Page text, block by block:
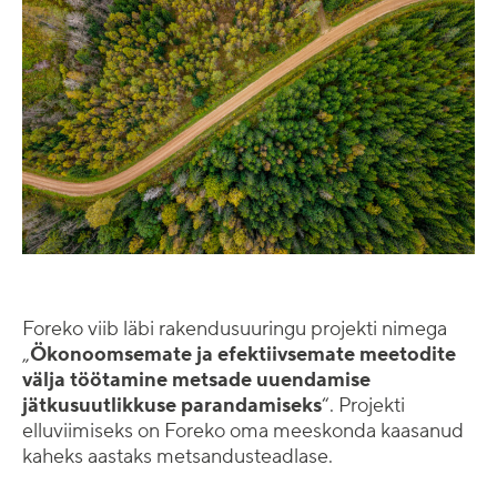
Foreko viib läbi rakendusuuringu projekti nimega
„Ökonoomsemate ja efektiivsemate meetodite
välja töötamine metsade uuendamise
jätkusuutlikkuse parandamiseks“. Projekti
elluviimiseks on Foreko oma meeskonda kaasanud
kaheks aastaks metsandusteadlase.